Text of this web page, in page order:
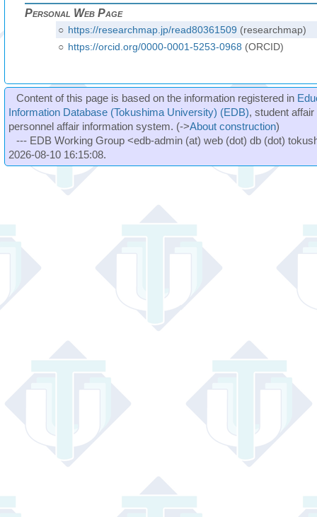
Personal Web Page
○ https://researchmap.jp/read80361509 (researchmap)
○ https://orcid.org/0000-0001-5253-0968 (ORCID)
Content of this page is based on the information registered in
Information Database (Tokushima University) (EDB), student
personnel affair information system. (->About construction)
--- EDB Working Group <edb-admin (at) web (dot) db (dot)
2026-08-10 16:15:08.